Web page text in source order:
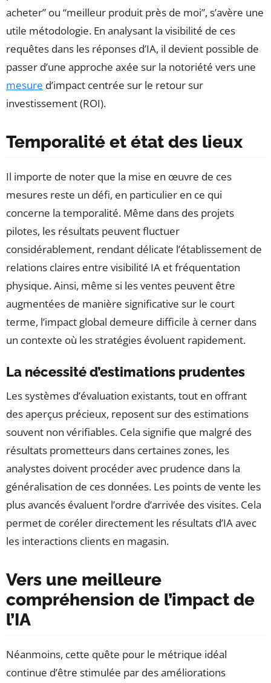
acheter” ou “meilleur produit près de moi”, s’avère une
utile métodologie. En analysant la visibilité de ces
requêtes dans les réponses d’IA, il devient possible de
passer d’une approche axée sur la notoriété vers une
mesure d’impact centrée sur le retour sur
investissement (ROI).
Temporalité et état des lieux
Il importe de noter que la mise en œuvre de ces
mesures reste un défi, en particulier en ce qui
concerne la temporalité. Même dans des projets
pilotes, les résultats peuvent fluctuer
considérablement, rendant délicate l’établissement de
relations claires entre visibilité IA et fréquentation
physique. Ainsi, même si les ventes peuvent être
augmentées de manière significative sur le court
terme, l’impact global demeure difficile à cerner dans
un contexte où les stratégies évoluent rapidement.
La nécessité d’estimations prudentes
Les systèmes d’évaluation existants, tout en offrant
des aperçus précieux, reposent sur des estimations
souvent non vérifiables. Cela signifie que malgré des
résultats prometteurs dans certaines zones, les
analystes doivent procéder avec prudence dans la
généralisation de ces données. Les points de vente les
plus avancés évaluent l’ordre d’arrivée des visites. Cela
permet de coréler directement les résultats d’IA avec
les interactions clients en magasin.
Vers une meilleure
compréhension de l’impact de
l’IA
Néanmoins, cette quête pour le métrique idéal
continue d’être stimulée par des améliorations